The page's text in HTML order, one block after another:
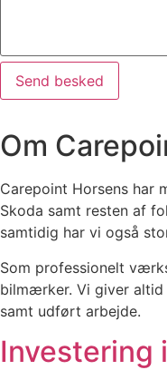
Send besked
Om
Carepoint Horsens har
Skoda samt resten af
samtidig har vi også
Som professionelt
bilmærker. Vi giver altid
samt udført arbejde.
Investering